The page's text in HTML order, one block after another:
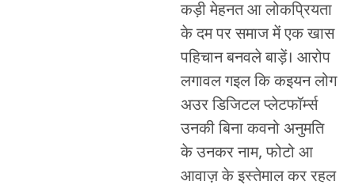
कड़ी मेहनत आ लोकप्रियता
के दम पर समाज में एक खास
पहिचान बनवले बाड़ें। आरोप
लगावल गइल कि कइयन लोग
अउर डिजिटल प्लेटफॉर्म्स
उनकी बिना कवनो अनुमति
के उनकर नाम, फोटो आ
आवाज़ के इस्तेमाल कर रहल